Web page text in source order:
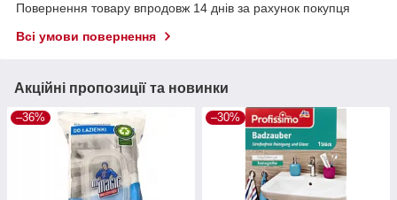
Повернення товару впродовж 14 днів за рахунок покупця
Всі умови повернення
Акційні пропозиції та новинки
–36% –30%